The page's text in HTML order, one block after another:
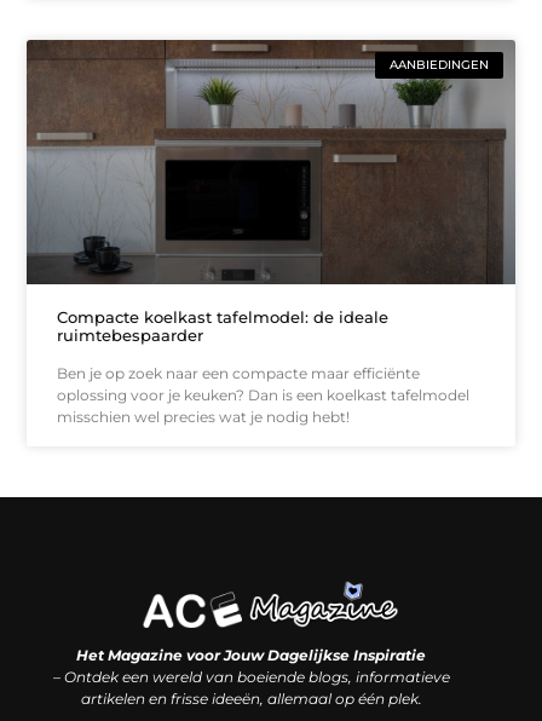
AANBIEDINGEN
Compacte koelkast tafelmodel: de ideale
ruimtebespaarder
Ben je op zoek naar een compacte maar efficiënte
oplossing voor je keuken? Dan is een koelkast tafelmodel
misschien wel precies wat je nodig hebt!
Het Magazine voor Jouw Dagelijkse Inspiratie
– Ontdek een wereld van boeiende blogs, informatieve
artikelen en frisse ideeën, allemaal op één plek.